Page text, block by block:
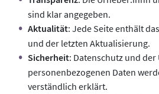
sind klar angegeben.
Aktualität: Jede Seite enthält
und der letzten Aktualisierung.
Sicherheit: Datenschutz und der
personenbezogenen Daten
verständlich erklärt.